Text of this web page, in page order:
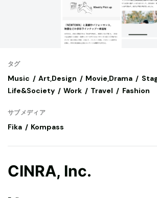
タグ
Music Art,Design Movie,Drama
Life&Society
Work Travel Fashion
サブメディア
Fika Kompass
CINRA, Inc.